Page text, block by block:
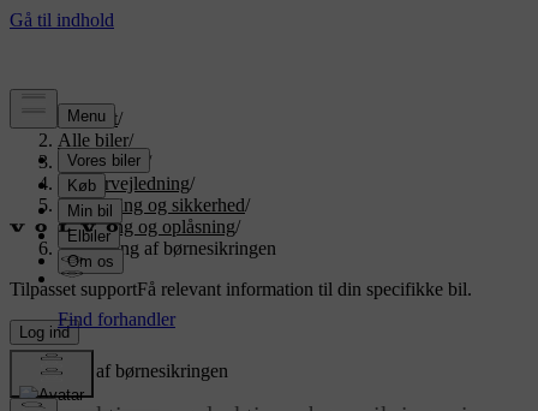
Support/
Alle biler/
EX90 2027 /
Brugervejledning/
Indstigning og sikkerhed/
Låsning og oplåsning/
Aktivering af børnesikringen
Tilpasset supportFå relevant information til din specifikke bil.
Log ind
Aktivering af børnesikringen